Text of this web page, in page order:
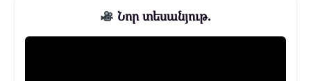
Նոր տեսանյութ.